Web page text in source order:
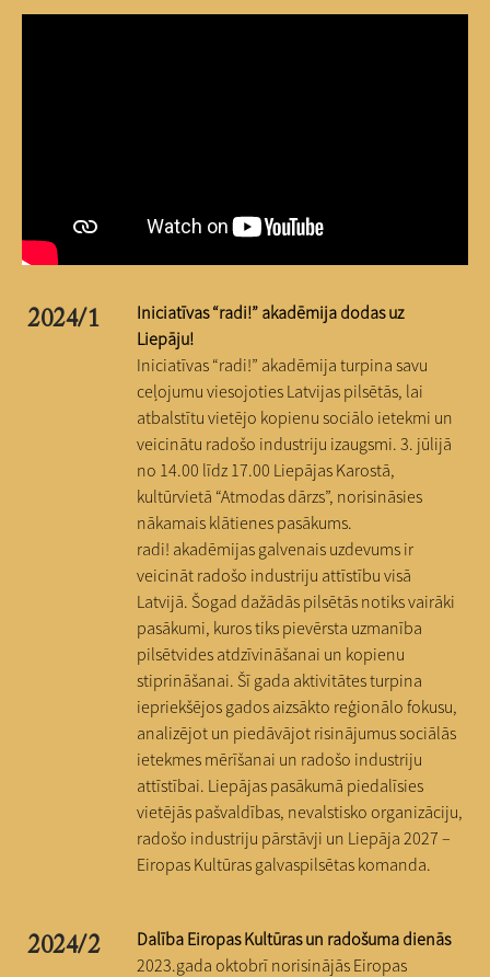
2024/1
Iniciatīvas “radi!” akadēmija dodas uz
Liepāju!
Iniciatīvas “radi!” akadēmija turpina savu
ceļojumu viesojoties Latvijas pilsētās, lai
atbalstītu vietējo kopienu sociālo ietekmi un
veicinātu radošo industriju izaugsmi. 3. jūlijā
no 14.00 līdz 17.00 Liepājas Karostā,
kultūrvietā “Atmodas dārzs”, norisināsies
nākamais klātienes pasākums.
radi! akadēmijas galvenais uzdevums ir
veicināt radošo industriju attīstību visā
Latvijā. Šogad dažādās pilsētās notiks vairāki
pasākumi, kuros tiks pievērsta uzmanība
pilsētvides atdzīvināšanai un kopienu
stiprināšanai. Šī gada aktivitātes turpina
iepriekšējos gados aizsākto reģionālo fokusu,
analizējot un piedāvājot risinājumus sociālās
ietekmes mērīšanai un radošo industriju
attīstībai. Liepājas pasākumā piedalīsies
vietējās pašvaldības, nevalstisko organizāciju,
radošo industriju pārstāvji un Liepāja 2027 –
Eiropas Kultūras galvaspilsētas komanda.
2024/2
Dalība Eiropas Kultūras un radošuma dienās
2023.gada oktobrī norisinājās Eiropas